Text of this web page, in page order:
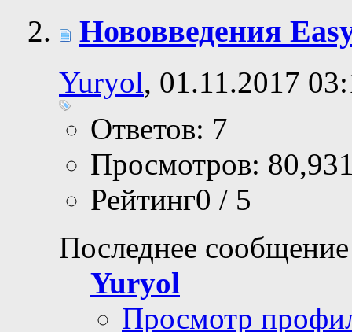
Нововведения
Yuryol, 01.11.2017
Ответов: 7
Просмотров:
Рейтинг0 / 5
Последнее
Yuryol
Просмотр